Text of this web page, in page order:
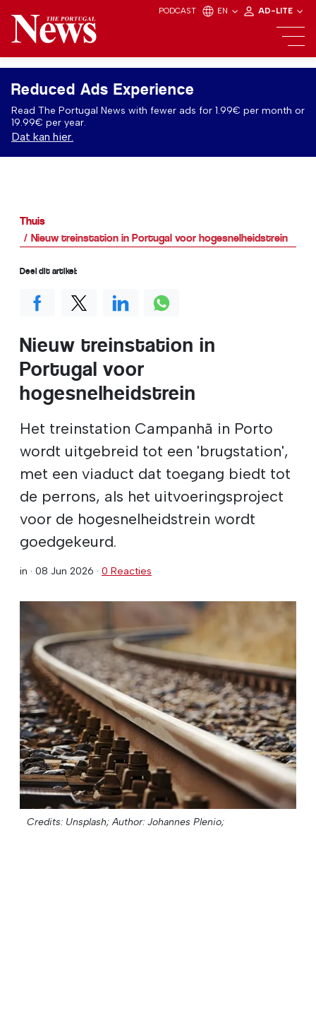
PODCAST EN AD-LITE
Reduced Ads Experience
Read The Portugal News with fewer ads for 1.99€ per month or
19.99€ per year.
Dat kan hier.
Thuis
Nieuw treinstation in Portugal voor hogesnelheidstrein
Nieuw treinstation in
Portugal voor
hogesnelheidstrein
Het treinstation Campanhã in Porto
wordt uitgebreid tot een 'brugstation',
met een viaduct dat toegang biedt tot
de perrons, als het uitvoeringsproject
voor de hogesnelheidstrein wordt
goedgekeurd.
in · 08 Jun 2026 · 0 Reacties
Credits: Unsplash; Author: Johannes Plenio;
Deel dit artikel: